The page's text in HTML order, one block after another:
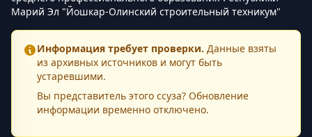
Марий Эл "Йошкар-Олинский строительный техникум"
Информация требует проверки. Данные взяты
из архивных источников и могут быть
устаревшими.
Вы представитель этого ссуза? Обновление
информации временно отключено.